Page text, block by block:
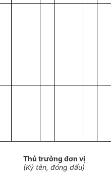
Thủ trưởng đơn vị
(Ký tên, đóng dấu)